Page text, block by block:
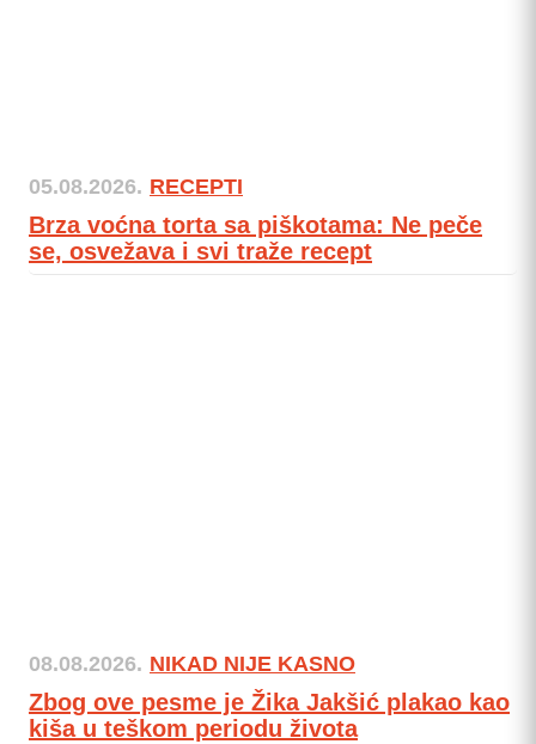
05.08.2026. RECEPTI
Brza voćna torta sa piškotama: Ne peče
se, osvežava i svi traže recept
08.08.2026. NIKAD NIJE KASNO
Zbog ove pesme je Žika Jakšić plakao kao
kiša u teškom periodu života